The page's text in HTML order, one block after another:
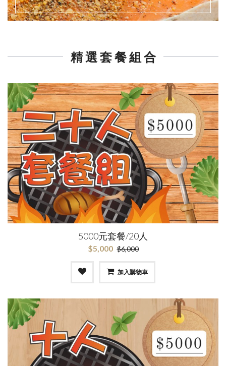
精 選 套 餐 組 合
5000元套餐/20人
$5,000 $6,000
加入購物車